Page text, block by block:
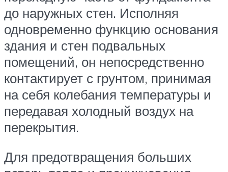
до наружных стен. Исполняя
одновременно функцию основания
здания и стен подвальных
помещений, он непосредственно
контактирует с грунтом, принимая
на себя колебания температуры и
передавая холодный воздух на
перекрытия.
Для предотвращения больших